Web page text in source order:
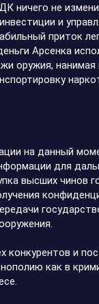
ничего не
и
приток
Арсенка
оружия,
на данный
для
высших чинов
конкурентов и
как в